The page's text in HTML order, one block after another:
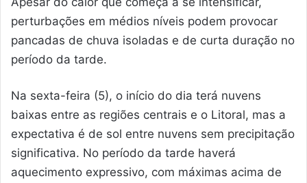
perturbações em médios níveis podem provocar
pancadas de chuva isoladas e de curta duração no
período da tarde.
Na sexta-feira (5), o início do dia terá nuvens
baixas entre as regiões centrais e o Litoral, mas a
expectativa é de sol entre nuvens sem precipitação
significativa. No período da tarde haverá
aquecimento expressivo, com máximas acima de